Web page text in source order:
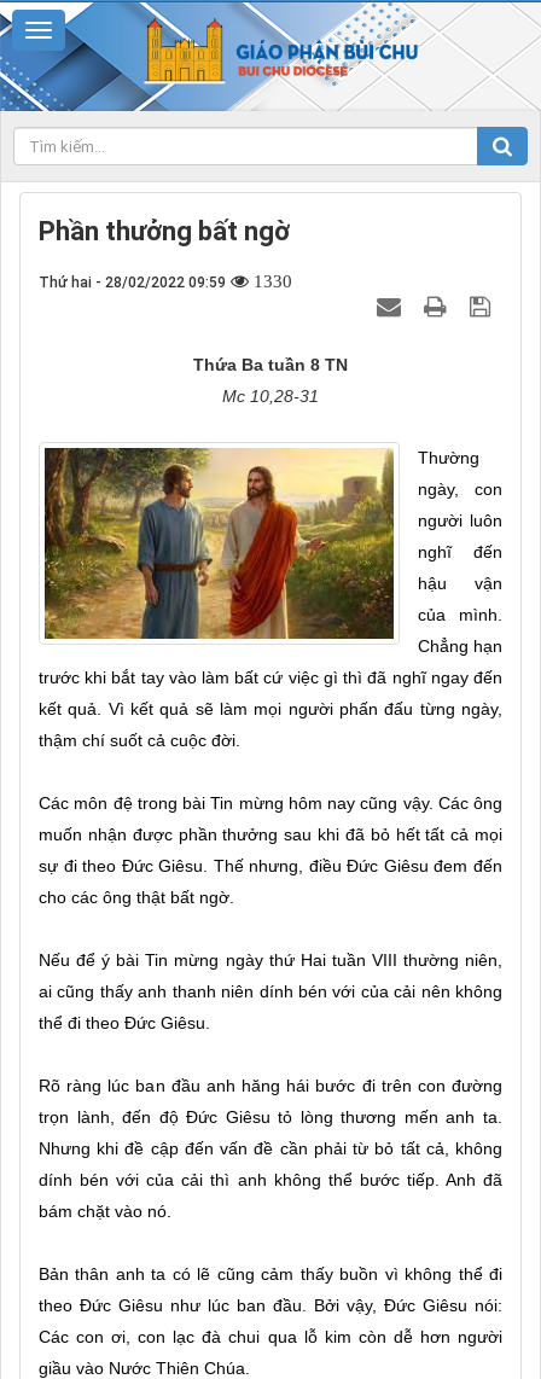
Phần thưởng bất ngờ
Thứ hai - 28/02/2022 09:59 1330
Thứa Ba tuần 8 TN
Mc 10,28-31
Thường
ngày, con
người luôn
nghĩ đến
hậu vận
của mình.
Chẳng hạn
trước khi bắt tay vào làm bất cứ việc gì thì đã nghĩ ngay đến
kết quả. Vì kết quả sẽ làm mọi người phấn đấu từng ngày,
thậm chí suốt cả cuộc đời.
Các môn đệ trong bài Tin mừng hôm nay cũng vậy. Các ông
muốn nhận được phần thưởng sau khi đã bỏ hết tất cả mọi
sự đi theo Đức Giêsu. Thế nhưng, điều Đức Giêsu đem đến
cho các ông thật bất ngờ.
Nếu để ý bài Tin mừng ngày thứ Hai tuần VIII thường niên,
ai cũng thấy anh thanh niên dính bén với của cải nên không
thể đi theo Đức Giêsu.
Rõ ràng lúc ban đầu anh hăng hái bước đi trên con đường
trọn lành, đến độ Đức Giêsu tỏ lòng thương mến anh ta.
Nhưng khi đề cập đến vấn đề cần phải từ bỏ tất cả, không
dính bén với của cải thì anh không thể bước tiếp. Anh đã
bám chặt vào nó.
Bản thân anh ta có lẽ cũng cảm thấy buồn vì không thể đi
theo Đức Giêsu như lúc ban đầu. Bởi vậy, Đức Giêsu nói:
Các con ơi, con lạc đà chui qua lỗ kim còn dễ hơn người
giầu vào Nước Thiên Chúa.